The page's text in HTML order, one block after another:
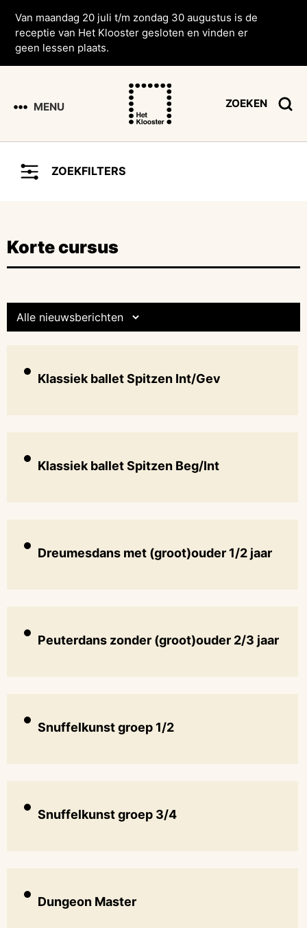
Van maandag 20 juli t/m zondag 30 augustus is de
receptie van Het Klooster gesloten en vinden er
geen lessen plaats.
MENU ZOEKEN
ZOEKFILTERS
Korte cursus
Klassiek ballet Spitzen Int/Gev
Klassiek ballet Spitzen Beg/Int
Dreumesdans met (groot)ouder 1/2 jaar
Peuterdans zonder (groot)ouder 2/3 jaar
Snuffelkunst groep 1/2
Snuffelkunst groep 3/4
Dungeon Master